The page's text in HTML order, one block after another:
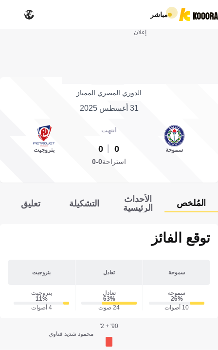
مباشر
إعلان
الدوري المصري الممتاز
31 أغسطس 2025
سموحة
انتهت
0
0 بتروجيت
استراحة0-0
المُلخص
الأحداث
الرئيسية
التشكيلة تعليق
توقع الفائز
سموحة تعادل بتروجيت
سموحة
26‎%‎
10 أصوات
تعادل
63‎%‎
24 صوت
بتروجيت
11‎%‎
4 أصوات
محمود شديد قناوي
90' + 2'